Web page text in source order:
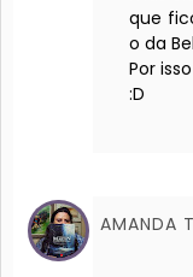
que
o da
Por
:D
AMANDA